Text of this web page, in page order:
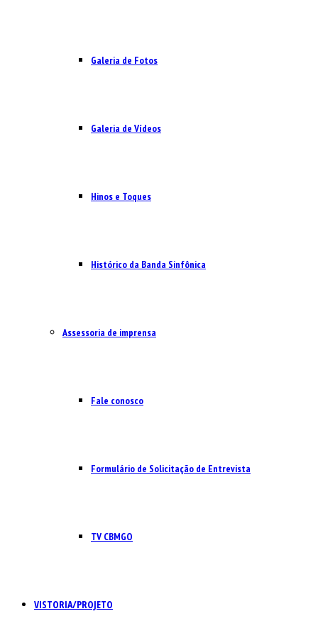
Galeria de Fotos
Galeria de Vídeos
Hinos e Toques
Histórico da Banda Sinfônica
Assessoria de imprensa
Fale conosco
Formulário de Solicitação de Entrevista
TV CBMGO
VISTORIA/PROJETO